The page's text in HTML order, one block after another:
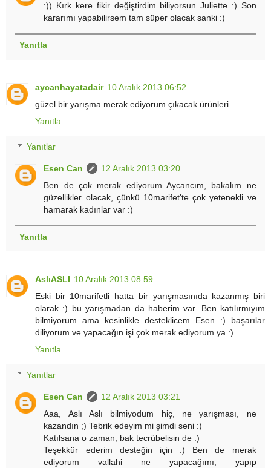
:)) Kırk kere fikir değiştirdim biliyorsun Juliette :) Son
kararımı yapabilirsem tam süper olacak sanki :)
Yanıtla
aycanhayatadair 10 Aralık 2013 06:52
güzel bir yarışma merak ediyorum çıkacak ürünleri
Yanıtla
Yanıtlar
Esen Can
12 Aralık 2013 03:20
Ben de çok merak ediyorum Aycancım, bakalım ne
güzellikler olacak, çünkü 10marifet'te çok yetenekli ve
hamarak kadınlar var :)
Yanıtla
AslıASLI 10 Aralık 2013 08:59
Eski bir 10marifetli hatta bir yarışmasınıda kazanmış biri
olarak :) bu yarışmadan da haberim var. Ben katılırmıyım
bilmiyorum ama kesinlikle desteklicem Esen :) başarılar
diliyorum ve yapacağın işi çok merak ediyorum ya :)
Yanıtla
Yanıtlar
Esen Can
12 Aralık 2013 03:21
Aaa, Aslı Aslı bilmiyodum hiç, ne yarışması, ne
kazandın ;) Tebrik edeyim mi şimdi seni :)
Katılsana o zaman, bak tecrübelisin de :)
Teşekkür ederim desteğin için :) Ben de merak
ediyorum vallahi ne yapacağımı, yapıp